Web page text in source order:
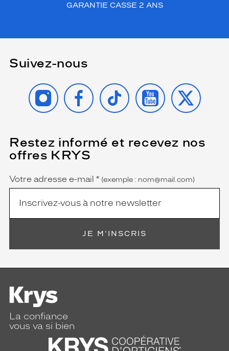
GARANTIE CASSE 2 ANS
Suivez-nous
INSTAGRAMFACEBOOK
TIKTOK YOUTUBE
X
Restez informé et recevez nos
offres KRYS
Name
Votre adresse e-mail *
(Ce
champ
est
obligatoire)
(exemple : nom@mail.com)
JE M'INSCRIS
La confiance
vous va si bien